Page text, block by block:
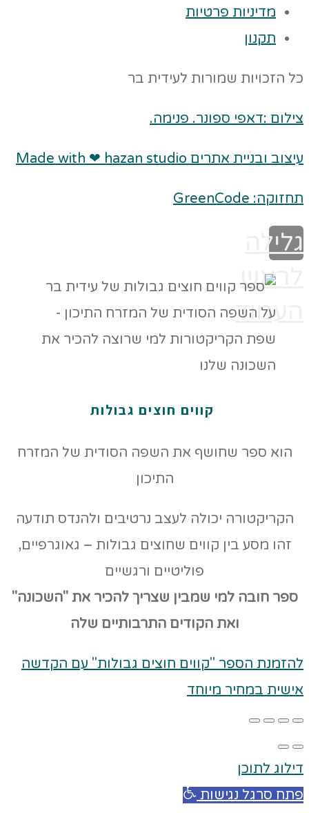
מדיניות פרטיות
תקנון
כל הזכויות שמורות לעידית בר
צילום :דאפי ספונר. פנימה.
עיצוב ובניית אתרים Made with ❤ hazan studio
תחזוקה: GreenCode
גלילה
לראש
העמוד
קווים חוצים גבולות
הוא ספר שחושף את השפה הסודית של המזרח
התיכון
הקריקטורה יכולה לעצב נרטיבים ולהנדס תודעה
זהו מסע בין קווים שחוצים גבולות – גאוגרפיים,
פוליטיים ורגשיים
ספר חובה למי שמבין שצריך להכיר את "השכונה"
ואת הקודים התרבותיים שלה
להזמנת הספר "קווים חוצים גבולות" עם הקדשה
אישית במחיר מיוחד
דילוג לתוכן
פתח סרגל נגישות